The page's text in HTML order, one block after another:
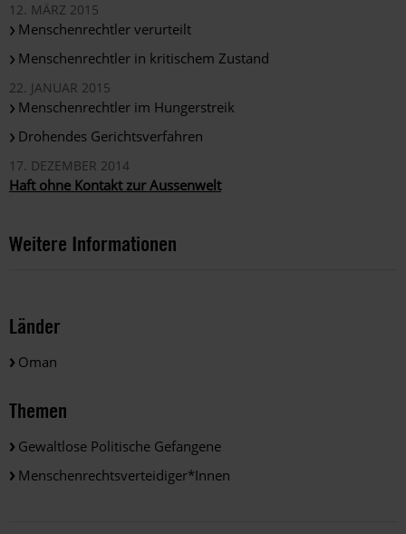
12. MÄRZ 2015
Menschenrechtler verurteilt
Menschenrechtler in kritischem Zustand
22. JANUAR 2015
Menschenrechtler im Hungerstreik
Drohendes Gerichtsverfahren
17. DEZEMBER 2014
Haft ohne Kontakt zur Aussenwelt
Weitere Informationen
Länder
Oman
Themen
Gewaltlose Politische Gefangene
Menschenrechtsverteidiger*innen